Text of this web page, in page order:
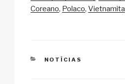
n
o p
Coreano Polaco Vietnamita
CATEGORIES
NOTÍCIAS